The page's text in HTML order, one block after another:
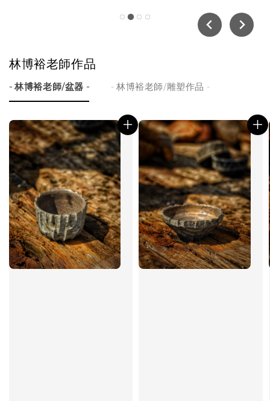
林博裕老師作品
- 林博裕老師/盆器 - - 林博裕老師/雕塑作品 -